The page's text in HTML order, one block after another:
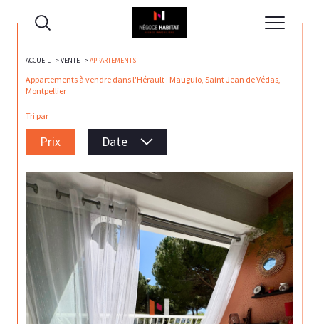
ACCUEIL VENTE APPARTEMENTS
Appartements à vendre dans l'Hérault : Mauguio, Saint Jean de Védas,
Montpellier
Tri par
Prix Date